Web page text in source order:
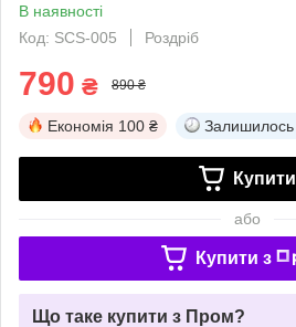
В наявності
Код: SCS-005
Роздріб
790 ₴ 890 ₴
Економія 100 ₴ Залишилось
Купити
або
Купити з
Що таке купити з Пром?